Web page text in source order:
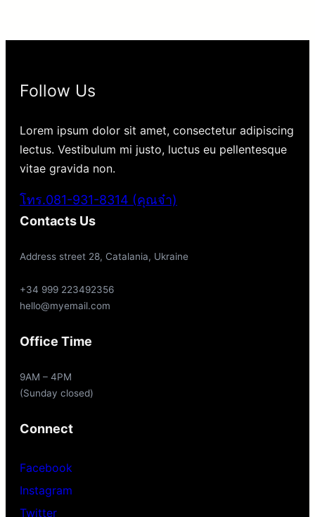
Follow Us
Lorem ipsum dolor sit amet, consectetur adipiscing
lectus. Vestibulum mi justo, luctus eu pellentesque
vitae gravida non.
โทร.081-931-8314 (คุณจ๋า)
Contacts Us
Address street 28, Catalania, Ukraine
+34 999 223492356
hello@myemail.com
Office Time
9AM – 4PM
(Sunday closed)
Connect
Facebook
Instagram
Twitter